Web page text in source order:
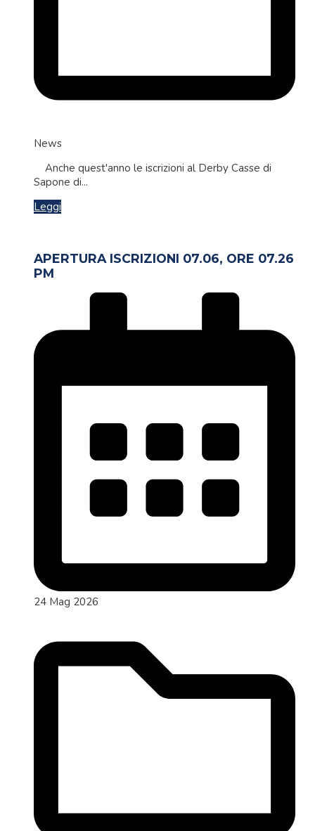
News
Anche quest'anno le iscrizioni al Derby Casse di
Sapone di...
Leggi
APERTURA ISCRIZIONI 07.06, ORE 07.26
PM
24 Mag 2026